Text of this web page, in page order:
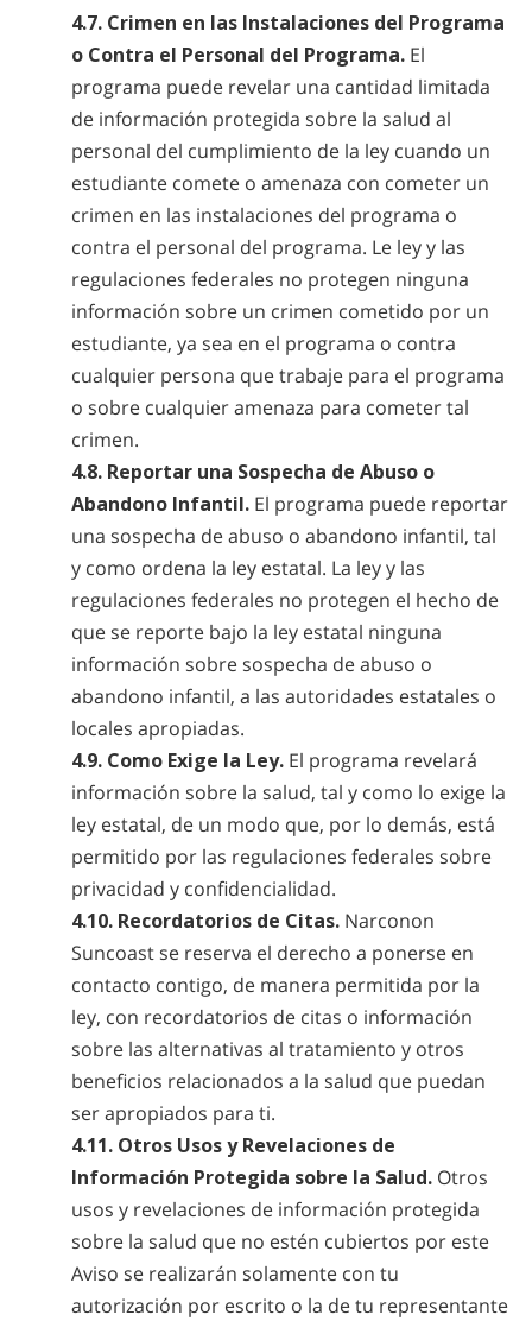
4.7. Crimen en las Instalaciones del Programa
o Contra el Personal del Programa. El
programa puede revelar una cantidad limitada
de información protegida sobre la salud al
personal del cumplimiento de la ley cuando un
estudiante comete o amenaza con cometer un
crimen en las instalaciones del programa o
contra el personal del programa. Le ley y las
regulaciones federales no protegen ninguna
información sobre un crimen cometido por un
estudiante, ya sea en el programa o contra
cualquier persona que trabaje para el programa
o sobre cualquier amenaza para cometer tal
crimen.
4.8. Reportar una Sospecha de Abuso o
Abandono Infantil. El programa puede reportar
una sospecha de abuso o abandono infantil, tal
y como ordena la ley estatal. La ley y las
regulaciones federales no protegen el hecho de
que se reporte bajo la ley estatal ninguna
información sobre sospecha de abuso o
abandono infantil, a las autoridades estatales o
locales apropiadas.
4.9. Como Exige la Ley. El programa revelará
información sobre la salud, tal y como lo exige la
ley estatal, de un modo que, por lo demás, está
permitido por las regulaciones federales sobre
privacidad y confidencialidad.
4.10. Recordatorios de Citas. Narconon
Suncoast se reserva el derecho a ponerse en
contacto contigo, de manera permitida por la
ley, con recordatorios de citas o información
sobre las alternativas al tratamiento y otros
beneficios relacionados a la salud que puedan
ser apropiados para ti.
4.11. Otros Usos y Revelaciones de
Información Protegida sobre la Salud. Otros
usos y revelaciones de información protegida
sobre la salud que no estén cubiertos por este
Aviso se realizarán solamente con tu
autorización por escrito o la de tu representante